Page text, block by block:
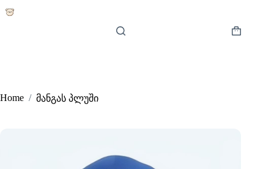
to
Shopping
Home / მანგას პლუში